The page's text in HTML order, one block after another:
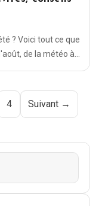
? Voici tout ce que
de la météo à
4 Suivant →